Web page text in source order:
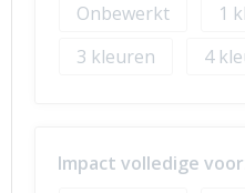
Onbewerkt
1
3
4
Impact volledige